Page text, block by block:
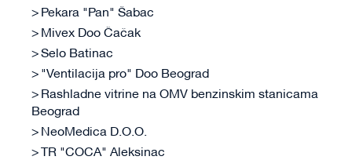
Pekara "Pan" Šabac
Mivex Doo Čačak
Selo Batinac
"Ventilacija pro" Doo Beograd
Rashladne vitrine na OMV benzinskim stanicama
Beograd
NeoMedica D.O.O.
TR "COCA" Aleksinac